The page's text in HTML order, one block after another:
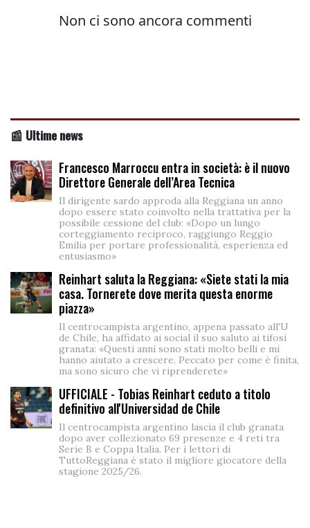
📰 Ultime news
Francesco Marroccu entra in società: è il nuovo
Direttore Generale dell’Area Tecnica
Il dirigente sardo approda alla Reggiana un anno
dopo essere stato coinvolto nella trattativa per la
possibile cessione del club: «Dopo un lungo
corteggiamento reciproco, raggiungo Reggio
Emilia per portare professionalità, esperienza ed
entusiasmo»
Reinhart saluta la Reggiana: «Siete stati la mia
casa. Tornerete dove merita questa enorme
piazza»
Il centrocampista argentino, appena passato all'U
de Chile, ha affidato ai social il suo saluto ai tifosi
granata: «Questi anni sono stati molto belli e mi
hanno aiutato a crescere. Peccato per come è finita,
ma sono sicuro che vi riprenderete»
UFFICIALE - Tobias Reinhart ceduto a titolo
definitivo all'Universidad de Chile
Il centrocampista argentino lascia il club granata
dopo aver collezionato 69 presenze e 4 reti tra
Serie B e Coppa Italia. Per i lettori di
TuttoReggiana è stato il migliore giocatore della
stagione 2025/26.